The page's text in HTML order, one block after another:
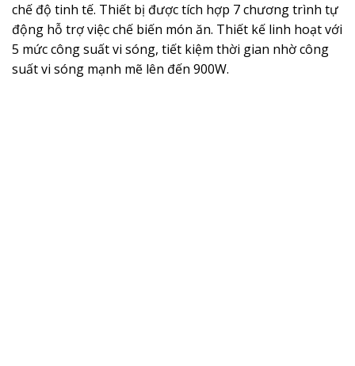
chế độ tinh tế. Thiết bị được tích hợp 7 chương trình tự
động hỗ trợ việc chế biến món ăn. Thiết kế linh hoạt với
5 mức công suất vi sóng, tiết kiệm thời gian nhờ công
suất vi sóng mạnh mẽ lên đến 900W.